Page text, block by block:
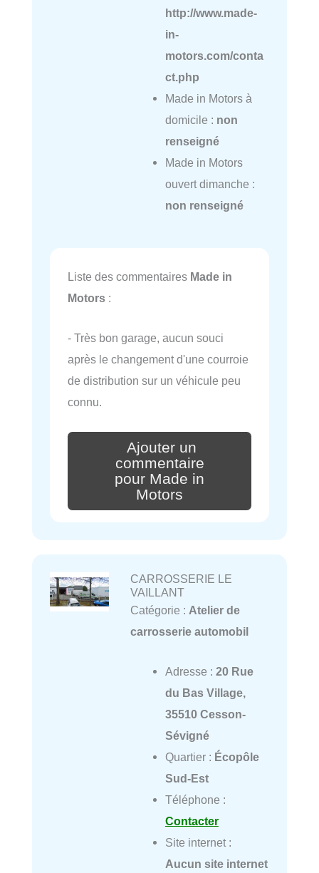
http://www.made-
in-
motors.com/conta
ct.php
Made in Motors à
domicile : non
renseigné
Made in Motors
ouvert dimanche :
non renseigné
Liste des commentaires Made in
Motors :
- Très bon garage, aucun souci
après le changement d'une courroie
de distribution sur un véhicule peu
connu.
Ajouter un
commentaire
pour Made in
Motors
CARROSSERIE LE
VAILLANT
Catégorie : Atelier de
carrosserie automobil
Adresse : 20 Rue
du Bas Village,
35510 Cesson-
Sévigné
Quartier : Écopôle
Sud-Est
Téléphone :
Contacter
Site internet :
Aucun site internet